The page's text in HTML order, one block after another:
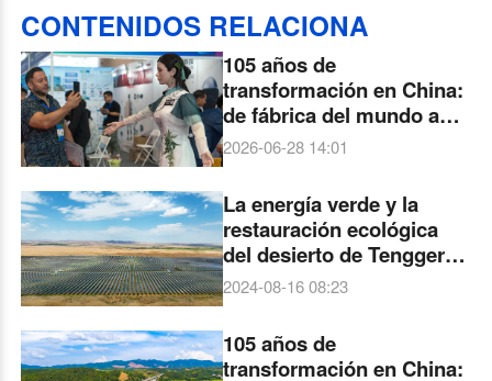
CONTENIDOS RELACIONA
105 años de
transformación en China:
de fábrica del mundo a
potencia innovadora
2026-06-28 14:01
La energía verde y la
restauración ecológica
del desierto de Tengger
en noroeste de China
2024-08-16 08:23
105 años de
transformación en China: